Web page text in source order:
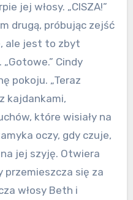
jej włosy. „CISZA!”
drugą, próbując zejść
ale jest to zbyt
Cindy
pokoju. „Teraz
kajdankami,
które wisiały na
oczy, gdy czuje,
jej szyję. Otwiera
przemieszcza się za
włosy Beth i